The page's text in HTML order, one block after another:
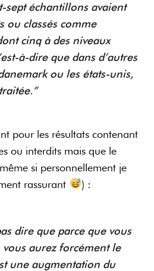
sept échantillons avaient
ou classés comme
cinq à des niveaux
à-dire que dans d’autres
ou les états-unis,
pour les résultats contenant
ou interdits mais que le
si personnellement je
rassurant
) :
dire que parce que vous
vous aurez forcément le
une augmentation du